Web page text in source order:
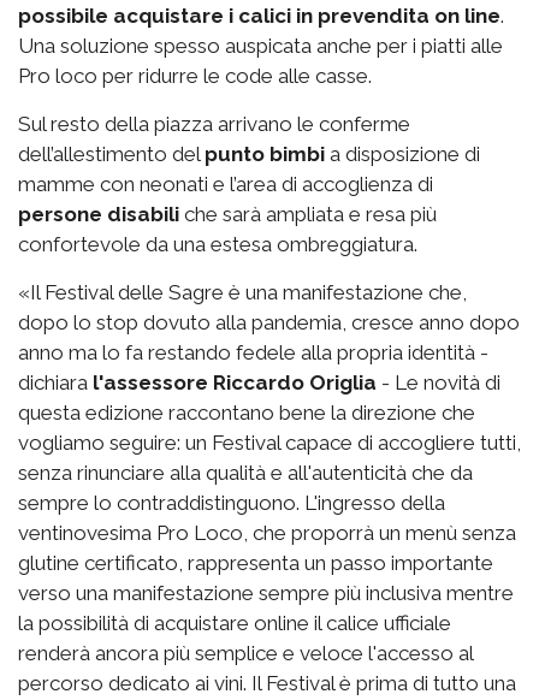
possibile acquistare i calici in prevendita on line.
Una soluzione spesso auspicata anche per i piatti alle
Pro loco per ridurre le code alle casse.
Sul resto della piazza arrivano le conferme
dell’allestimento del punto bimbi a disposizione di
mamme con neonati e l’area di accoglienza di
persone disabili che sarà ampliata e resa più
confortevole da una estesa ombreggiatura.
«Il Festival delle Sagre è una manifestazione che,
dopo lo stop dovuto alla pandemia, cresce anno dopo
anno ma lo fa restando fedele alla propria identità -
dichiara l'assessore Riccardo Origlia - Le novità di
questa edizione raccontano bene la direzione che
vogliamo seguire: un Festival capace di accogliere tutti,
senza rinunciare alla qualità e all'autenticità che da
sempre lo contraddistinguono. L'ingresso della
ventinovesima Pro Loco, che proporrà un menù senza
glutine certificato, rappresenta un passo importante
verso una manifestazione sempre più inclusiva mentre
la possibilità di acquistare online il calice ufficiale
renderà ancora più semplice e veloce l'accesso al
percorso dedicato ai vini. Il Festival è prima di tutto una